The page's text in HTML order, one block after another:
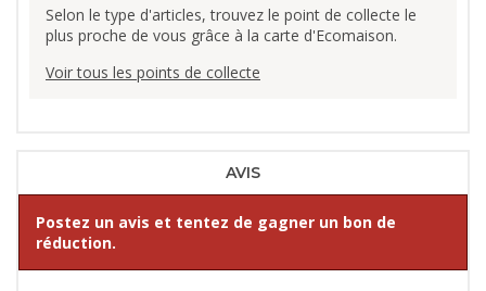
Selon le type d'articles, trouvez le point de collecte le
plus proche de vous grâce à la carte d'Ecomaison.
Voir tous les points de collecte
AVIS
Postez un avis et tentez de gagner un bon de
réduction.